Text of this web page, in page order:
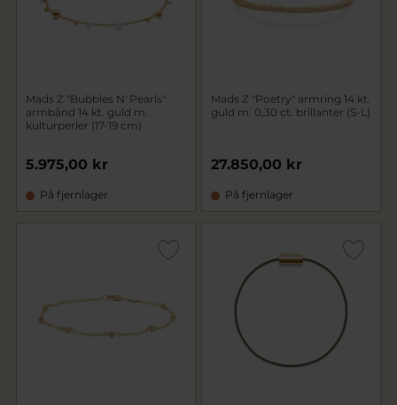
Mads Z "Bubbles N' Pearls"
armbånd 14 kt. guld m.
kulturperler (17-19 cm)
5.975,00 kr
På fjernlager
Mads Z "Poetry" armring 14 kt.
guld m. 0,30 ct. brillanter (S-L)
27.850,00 kr
På fjernlager